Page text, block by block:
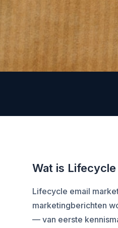
Wat is
Lifecycle email
marketingberichten
— van eerste